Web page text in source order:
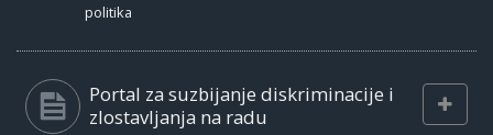
politika
Portal za suzbijanje diskriminacije i
zlostavljanja na radu